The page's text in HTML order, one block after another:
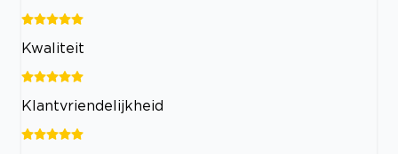
Kwaliteit
Klantvriendelijkheid